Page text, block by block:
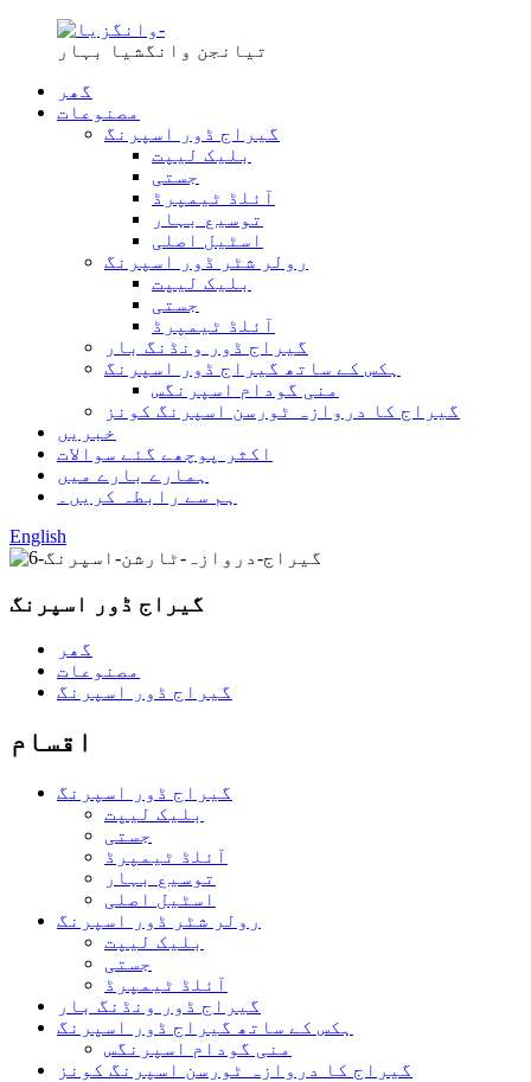
تیانجن وانگشیا بہار
گھر
مصنوعات
گیراج ڈور اسپرنگ
بلیک لیپت
جستی
آئلڈ ٹیمپرڈ
توسیع بہار
اسٹیل اصلی
رولر شٹر ڈور اسپرنگ
بلیک لیپت
جستی
آئلڈ ٹیمپرڈ
گیراج ڈور ونڈنگ بار
ہکس کے ساتھ گیراج ڈور اسپرنگ
منی گودام اسپرنگس
گیراج کا دروازہ ٹورسن اسپرنگ کونز
خبریں
اکثر پوچھے گئے سوالات
ہمارے بارے میں
ہم سے رابطہ کریں۔
English
گیراج ڈور اسپرنگ
گھر
مصنوعات
گیراج ڈور اسپرنگ
اقسام
گیراج ڈور اسپرنگ
بلیک لیپت
جستی
آئلڈ ٹیمپرڈ
توسیع بہار
اسٹیل اصلی
رولر شٹر ڈور اسپرنگ
بلیک لیپت
جستی
آئلڈ ٹیمپرڈ
گیراج ڈور ونڈنگ بار
ہکس کے ساتھ گیراج ڈور اسپرنگ
منی گودام اسپرنگس
گیراج کا دروازہ ٹورسن اسپرنگ کونز